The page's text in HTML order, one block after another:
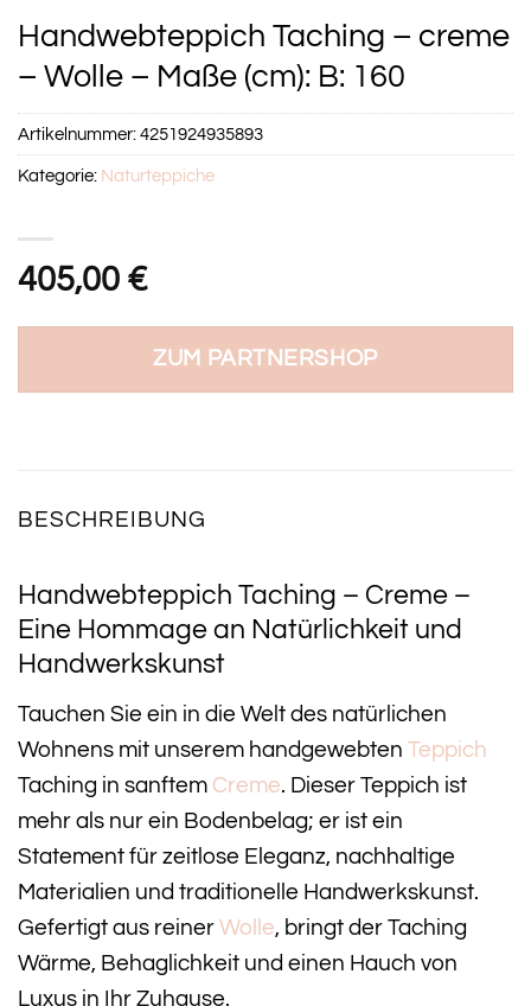
Handwebteppich Taching – creme
– Wolle – Maße (cm): B: 160
405,00 €
ZUM PARTNERSHOP
Artikelnummer:4251924935893
Kategorie: Naturteppiche
BESCHREIBUNG
Handwebteppich Taching – Creme –
Eine Hommage an Natürlichkeit und
Handwerkskunst
Tauchen Sie ein in die Welt des natürlichen
Wohnens mit unserem handgewebten Teppich
Taching in sanftem Creme. Dieser Teppich ist
mehr als nur ein Bodenbelag; er ist ein
Statement für zeitlose Eleganz, nachhaltige
Materialien und traditionelle Handwerkskunst.
Gefertigt aus reiner Wolle, bringt der Taching
Wärme, Behaglichkeit und einen Hauch von
Luxus in Ihr Zuhause.